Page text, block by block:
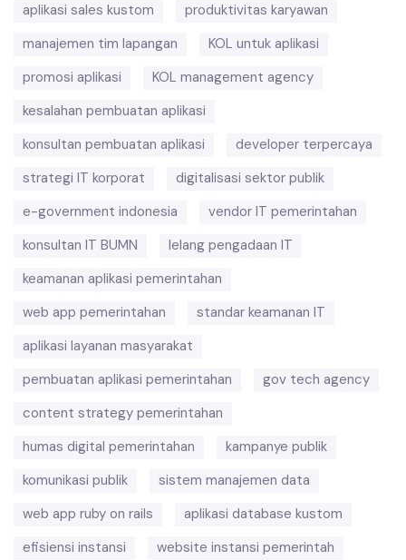
aplikasi sales kustom
produktivitas karyawan
manajemen tim lapangan
KOL untuk aplikasi
promosi aplikasi
KOL management agency
kesalahan pembuatan aplikasi
konsultan pembuatan aplikasi
developer terpercaya
strategi IT korporat
digitalisasi sektor publik
e-government indonesia
vendor IT pemerintahan
konsultan IT BUMN
lelang pengadaan IT
keamanan aplikasi pemerintahan
web app pemerintahan
standar keamanan IT
aplikasi layanan masyarakat
pembuatan aplikasi pemerintahan
gov tech agency
content strategy pemerintahan
humas digital pemerintahan
kampanye publik
komunikasi publik
sistem manajemen data
web app ruby on rails
aplikasi database kustom
efisiensi instansi
website instansi pemerintah